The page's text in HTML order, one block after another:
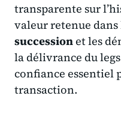
transparente sur
valeur retenue
successionet les
la délivrance du
confiance essentiel
transaction.